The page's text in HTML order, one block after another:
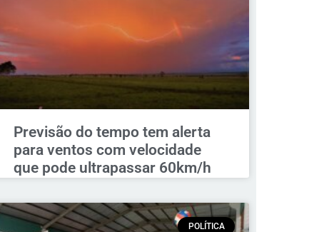
Previsão do tempo tem alerta
para ventos com velocidade
que pode ultrapassar 60km/h
POLÍTICA